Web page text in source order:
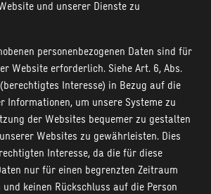
und unserer Dienste zu
personenbezogenen Daten sind für
Website erforderlich. Siehe Art. 6, Abs.
(berechtigtes Interesse) in Bezug auf die
Informationen, um unsere Systeme zu
der Websites bequemer zu gestalten
Websites zu gewährleisten. Dies
Interesse, da die für diese
nur für einen begrenzten Zeitraum
keinen Rückschluss auf die Person